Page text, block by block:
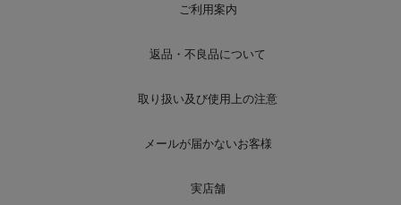
ご利用案内
返品・不良品について
取り扱い及び使用上の注意
メールが届かないお客様
実店舗